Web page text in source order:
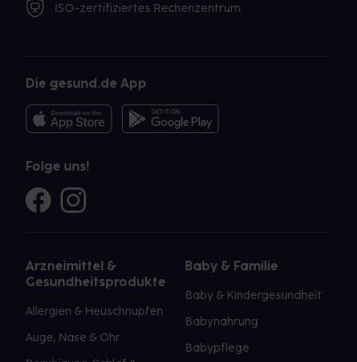
ISO-zertifiziertes Rechenzentrum
Die gesund.de App
Folge uns!
Arzneimittel &
Gesundheitsprodukte
Allergien & Heuschnupfen
Auge, Nase & Ohr
Baby & Familie
Baby & Kindergesundheit
Babynahrung
Babypflege